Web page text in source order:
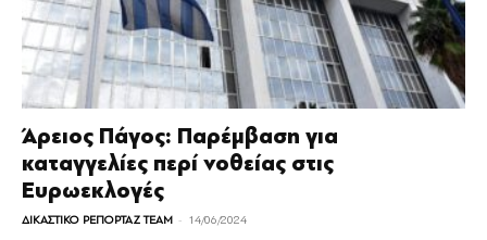
Άρειος Πάγος: Παρέμβαση για
καταγγελίες περί νοθείας στις
Ευρωεκλογές
ΔΙΚΑΣΤΙΚΟ ΡΕΠΟΡΤΑΖ TEAM - 14/06/2024